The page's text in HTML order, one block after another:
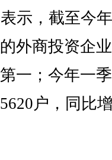
示，截至今
外商投资企
一；今年一
户，同比